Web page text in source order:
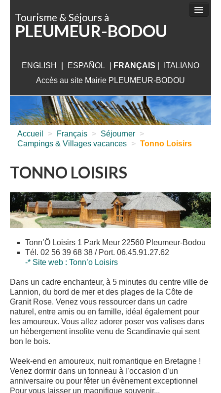
Tourisme & Séjours à
PLEUMEUR-BODOU
ENGLISH ESPAÑOL FRANÇAIS
ITALIANO
Accès au site Mairie PLEUMEUR-BODOU
FAIRE
SÉJOURNER
VISITER
AUX ALENTOURS
INFORMATIONS PRATIQUES
Accueil
> Français > Séjourner >
Campings & Villages vacances > Tonno Loisirs
TONNO LOISIRS
Tonn’Ô Loisirs 1 Park Meur 22560 Pleumeur-Bodou
Tél. 02 56 39 68 38 / Port. 06.45.91.27.62
-* Site web : Tonn’o Loisirs
Dans un cadre enchanteur, à 5 minutes du centre ville de
Lannion, du bord de mer et des plages de la Côte de
Granit Rose. Venez vous ressourcer dans un cadre
naturel, entre amis ou en famille, idéal également pour
les amoureux. Vous allez adorer poser vos valises dans
un hébergement insolite venu de Scandinavie qui sent
bon le bois.
Week-end en amoureux, nuit romantique en Bretagne !
Venez dormir dans un tonneau à l’occasion d’un
anniversaire ou pour fêter un évènement exceptionnel
Pour vous laisser un magnifique souvenir...